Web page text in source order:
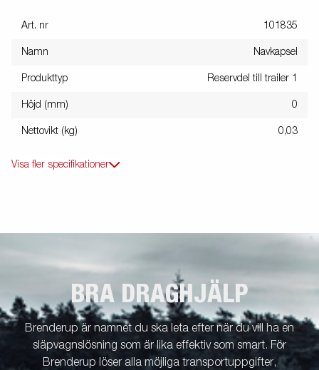
Art. nr 101835
Namn Navkapsel
Produkttyp Reservdel till trailer 1
Höjd (mm) 0
Nettovikt (kg) 0,03
Visa fler specifikationer
BRA DRAGHJÄLP
Brenderup är namnet du ska leta efter när du vill ha en
släpvagnslösning som är lika effektiv som smart. För
Brenderup löser alla möjliga transportuppgifter,